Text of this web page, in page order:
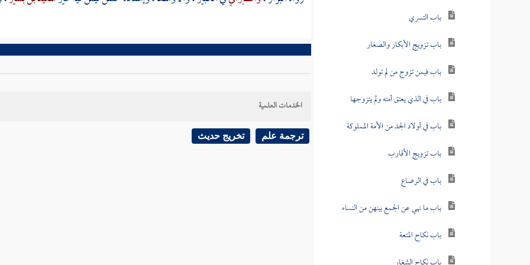
باب التسري
باب تزويج الأبكار والصغار
باب فيمن تزوج من لم تولد
باب في الذي يعتق أمته ولم يتزوجها
باب في أولاد الجد من الأمة المملوكة
باب تزويج الأقارب
باب في الرضاع
باب ما نهي عن الجمع بينهن من النساء
باب نكاح المتعة
الخدمات العلمية
ترجمة علم تخريج حديث